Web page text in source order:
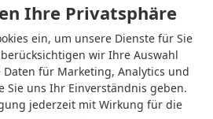
bis Freitag
18:30 Uhr
Samstag
14:00 Uhr
Ihre Privatsphäre
ein, um unsere Dienste für Sie
wir Ihre Auswahl
für Marketing, Analytics und
Sie uns Ihr Einverständnis geben.
jederzeit mit Wirkung für die